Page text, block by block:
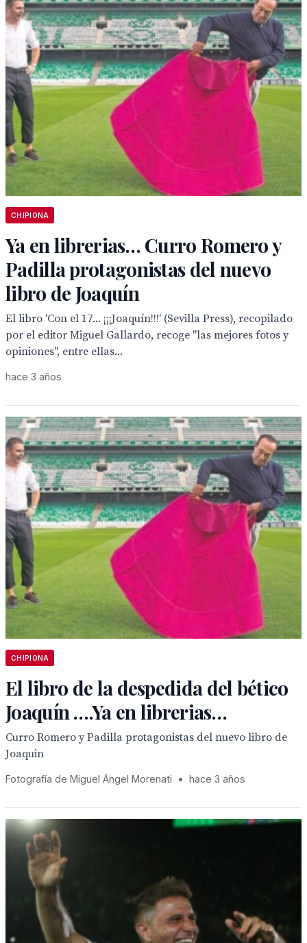
CHIPIONA
Ya en librerias… Curro Romero y
Padilla protagonistas del nuevo
libro de Joaquín
El libro 'Con el 17... ¡¡¡Joaquín!!!' (Sevilla Press), recopilado
por el editor Miguel Gallardo, recoge "las mejores fotos y
opiniones", entre ellas...
hace 3 años
CHIPIONA
El libro de la despedida del bético
Joaquín ….Ya en librerias…
Curro Romero y Padilla protagonistas del nuevo libro de
Joaquin
Fotografía de Miguel Ángel Morenati • hace 3 años